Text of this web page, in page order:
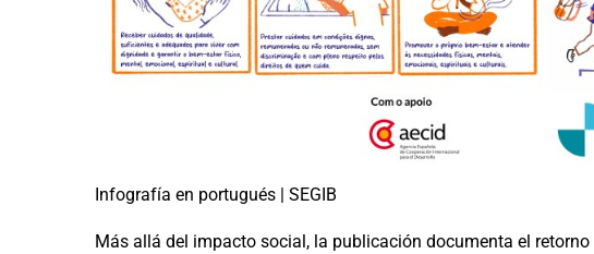
Infografía en portugués | SEGIB
Más allá del impacto social, la publicación documenta el